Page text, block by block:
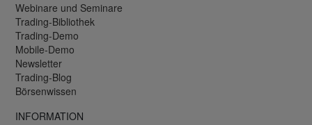
Webinare und Seminare
Trading-Bibliothek
Trading-Demo
Mobile-Demo
Newsletter
Trading-Blog
Börsenwissen
INFORMATION